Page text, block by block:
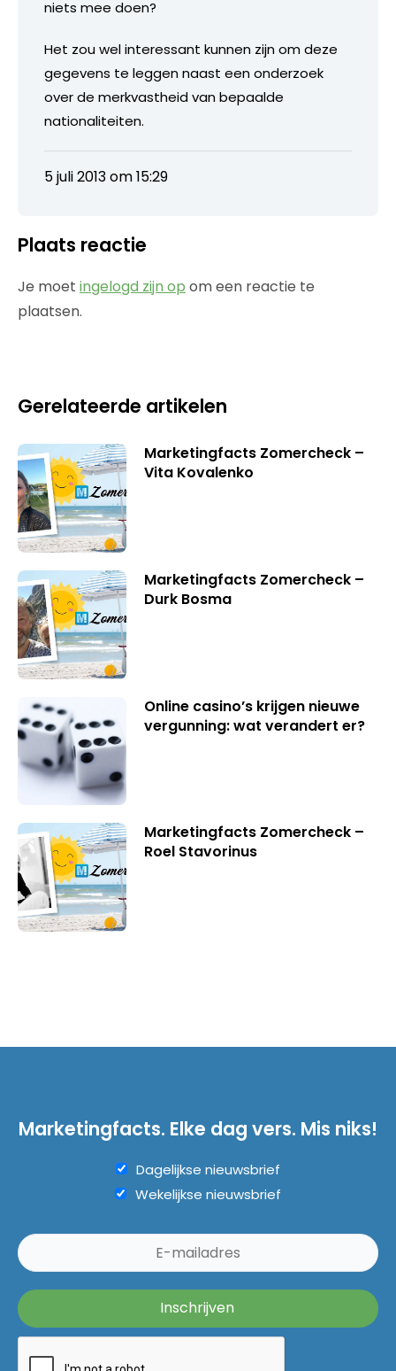
niets mee doen?
Het zou wel interessant kunnen zijn om deze
gegevens te leggen naast een onderzoek
over de merkvastheid van bepaalde
nationaliteiten.
5 juli 2013 om 15:29
Plaats reactie
Je moet ingelogd zijn op om een reactie te
plaatsen.
Gerelateerde artikelen
Marketingfacts Zomercheck –
Vita Kovalenko
Marketingfacts Zomercheck –
Durk Bosma
Online casino’s krijgen nieuwe
vergunning: wat verandert er?
Marketingfacts Zomercheck –
Roel Stavorinus
Marketingfacts. Elke dag vers. Mis niks!
Dagelijkse nieuwsbrief
Wekelijkse nieuwsbrief